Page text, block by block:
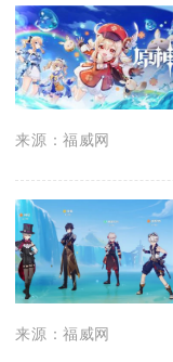
来源：福威网
来源：福威网